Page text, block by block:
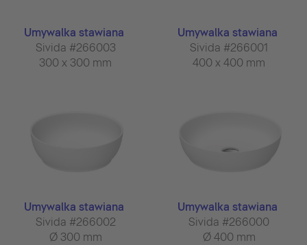
Umywalka stawiana
Sivida #266003
300 x 300 mm
Umywalka stawiana
Sivida #266001
400 x 400 mm
Umywalka stawiana
Sivida #266002
Ø 300 mm
Umywalka stawiana
Sivida #266000
Ø 400 mm